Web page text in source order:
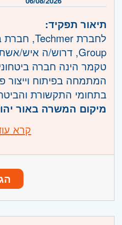
בסביבה טכנולוגית
מה אנחנו מציעים?
• השתלבות בחברה יציבה
פעילות גלובלית
• עבודה מעניינת
בקנה מידה גדול
• אפשרויות למידה,
שרון- רעננה, כפר סבא
העין, הרצליה ורמת השרון
השפלה- ראשון לציון ונס-
רחובות, יבנה
תיאור תפקיד:
Group, דרוש/ה איש/אשת תפ"י מנוסה.
טקמר הינה חברה
המתמחה בפיתוח וייצור
בתחומי התקשורת
מיקום המשרה באור
מימוש הזמנות
ניהול חוסרים
אקסל ברמה טובה
הבנה לוגיסטית/
קרא